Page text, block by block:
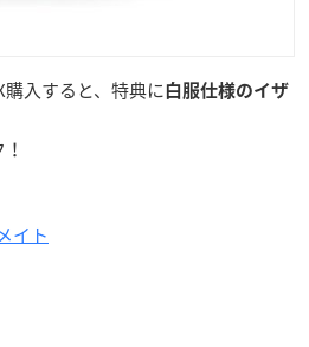
購入すると、特典に白服仕様のイザ
イト